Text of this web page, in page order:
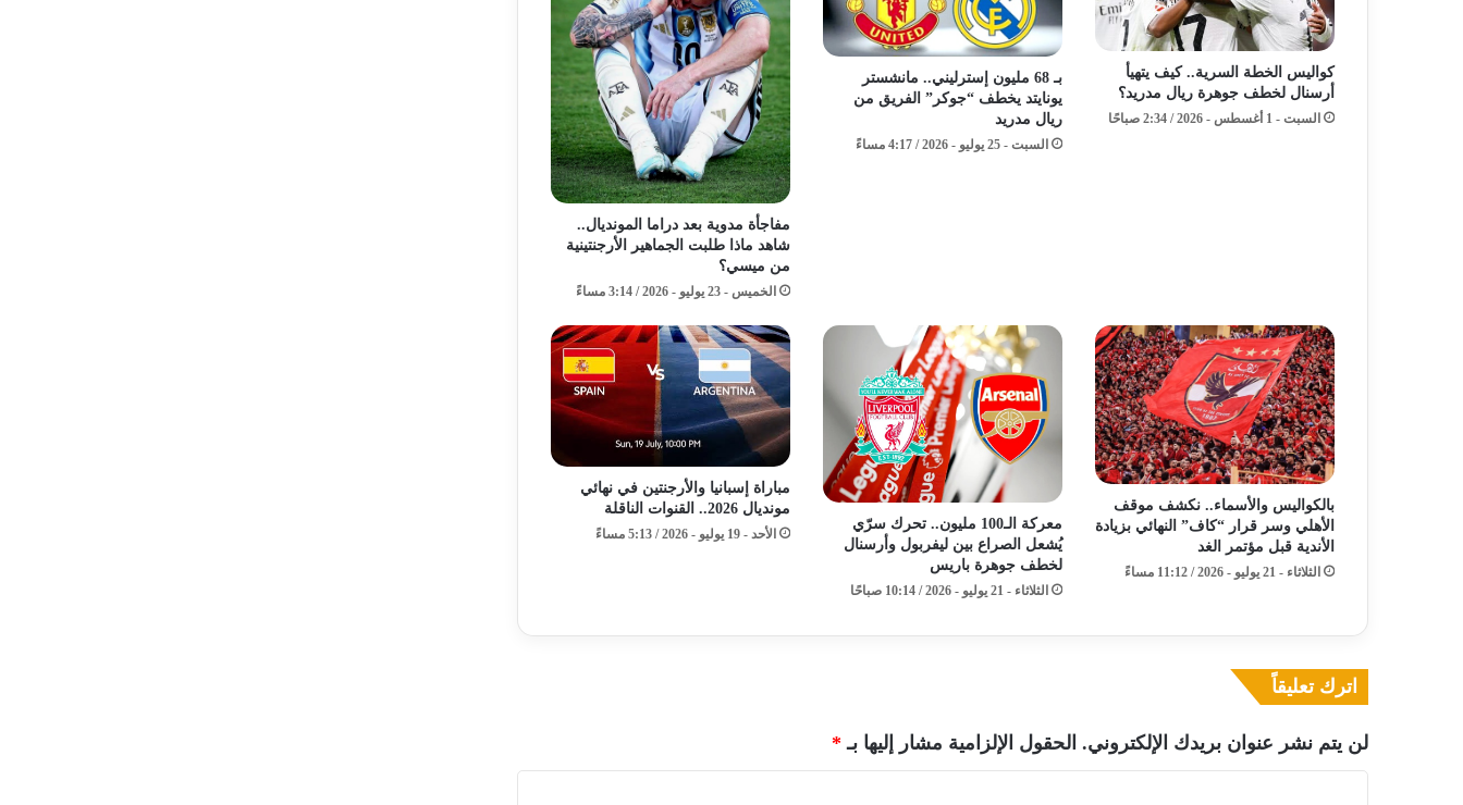
كواليس الخطة السرية.. كيف يتهيأ
أرسنال لخطف جوهرة ريال مدريد؟
السبت - 1 أغسطس - 2026 / 2:34 صباحًا
بـ 68 مليون إسترليني.. مانشستر
يونايتد يخطف “جوكر” الفريق من
ريال مدريد
السبت - 25 يوليو - 2026 / 4:17 مساءً
مفاجأة مدوية بعد دراما المونديال..
شاهد ماذا طلبت الجماهير الأرجنتينية
من ميسي؟
الخميس - 23 يوليو - 2026 / 3:14 مساءً
بالكواليس والأسماء.. نكشف موقف
الأهلي وسر قرار “كاف” النهائي بزيادة
الأندية قبل مؤتمر الغد
الثلاثاء - 21 يوليو - 2026 / 11:12 مساءً
معركة الـ100 مليون.. تحرك سرّي
يُشعل الصراع بين ليفربول وأرسنال
لخطف جوهرة باريس
الثلاثاء - 21 يوليو - 2026 / 10:14 صباحًا
مباراة إسبانيا والأرجنتين في نهائي
مونديال 2026.. القنوات الناقلة
الأحد - 19 يوليو - 2026 / 5:13 مساءً
اترك تعليقاً
لن يتم نشر عنوان بريدك الإلكتروني. الحقول الإلزامية مشار إليها بـ *